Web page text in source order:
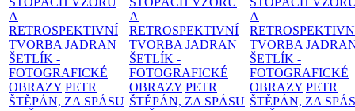
A
RETROSPEKTIVNÍ
TVORBA JADRAN
ŠETLÍK -
FOTOGRAFICKÉ
OBRAZY PETR
ŠTĚPÁN, ZA SPÁSU
A
RETROSPEKTIVNÍ
TVORBA JADRAN
ŠETLÍK -
FOTOGRAFICKÉ
OBRAZY PETR
ŠTĚPÁN, ZA SPÁSU
A
TVORBA
ŠETLÍK -
FOTOGRAFICKÉ
OBRAZY PETR
ŠTĚPÁN, ZA